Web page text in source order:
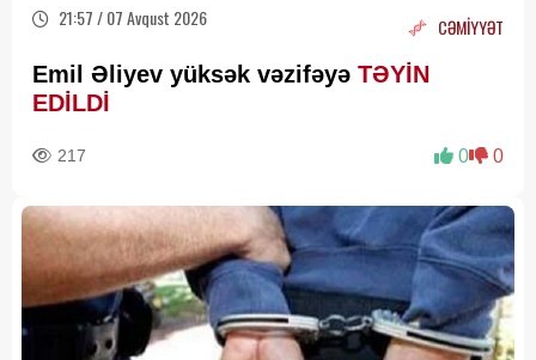
21:57 / 07 Avqust 2026 CƏMİYYƏT
Emil Əliyev yüksək vəzifəyə TƏYİN
EDİLDİ
217 0 0